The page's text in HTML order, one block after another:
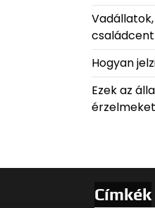
Hogyan
Ezek az
érzelmeket
Címkék